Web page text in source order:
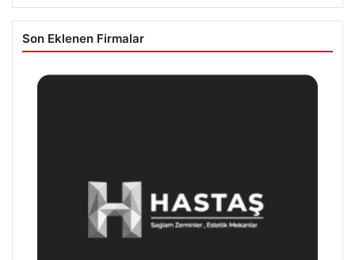
Son Eklenen Firmalar